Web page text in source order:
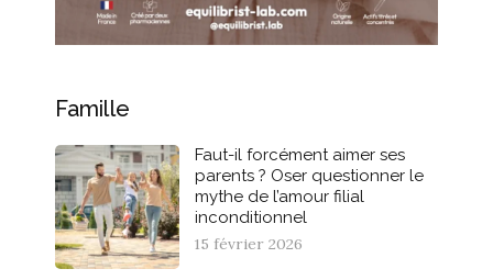
Famille
Faut-il forcément aimer ses
parents ? Oser questionner le
mythe de l’amour filial
inconditionnel
15 février 2026